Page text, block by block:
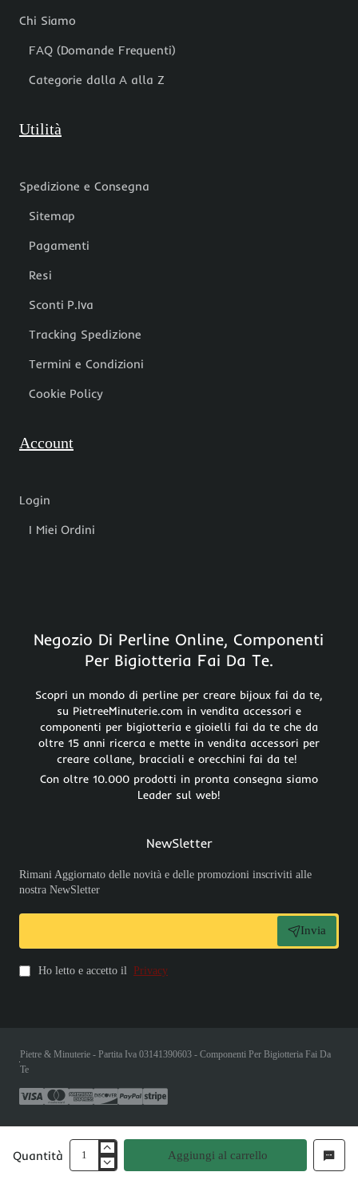
Quantità Aggiungi al carrello
Chi Siamo
FAQ (Domande Frequenti)
Categorie dalla A alla Z
Utilità
Spedizione e Consegna
Sitemap
Pagamenti
Resi
Sconti P.Iva
Tracking Spedizione
Termini e Condizioni
Cookie Policy
Account
Login
I Miei Ordini
Negozio Di Perline Online, Componenti
Per Bigiotteria Fai Da Te.
Scopri un mondo di perline per creare bijoux fai da te,
su PietreeMinuterie.com in vendita accessori e
componenti per bigiotteria e gioielli fai da te che da
oltre 15 anni ricerca e mette in vendita accessori per
creare collane, bracciali e orecchini fai da te!
Con oltre 10.000 prodotti in pronta consegna siamo
Leader sul web!
NewSletter
Rimani Aggiornato delle novità e delle promozioni inscriviti alle
nostra NewSletter
Invia
Ho letto e accetto il Privacy
Pietre & Minuterie - Partita Iva 03141390603 - Componenti Per Bigiotteria Fai Da
Te